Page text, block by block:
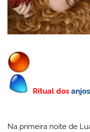
Ritual dosanjos
Na primeira noite de